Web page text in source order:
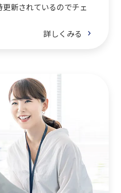
新されているのでチェ
詳しくみる